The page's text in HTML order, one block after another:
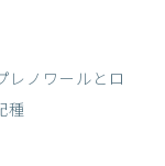
ノワールとロ
種